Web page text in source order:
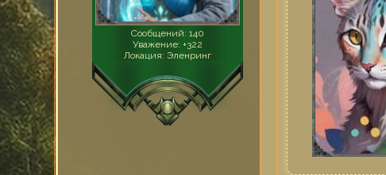
Сообщений: 140
Уважение: +322
Локация: Эленринг